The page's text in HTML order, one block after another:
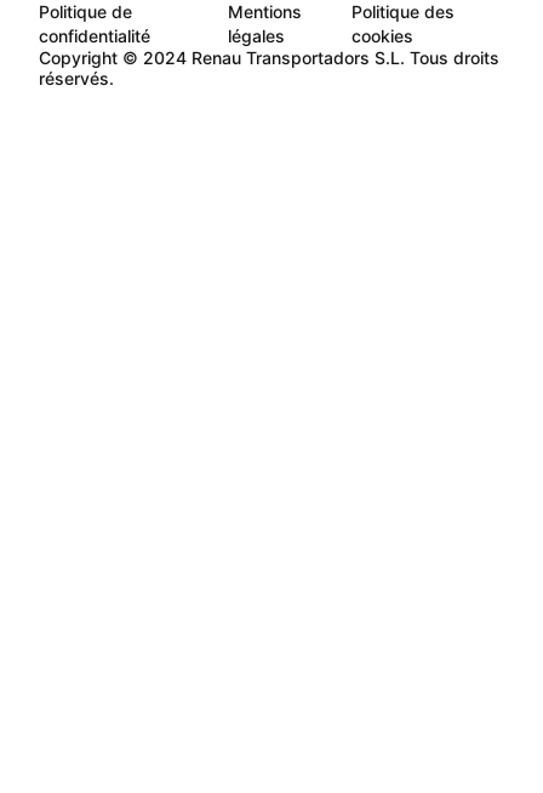
Copyright © 2024 Renau Transportadors S.L. Tous droits
réservés.
Politique de
confidentialité
Mentions
légales
Politique des
cookies